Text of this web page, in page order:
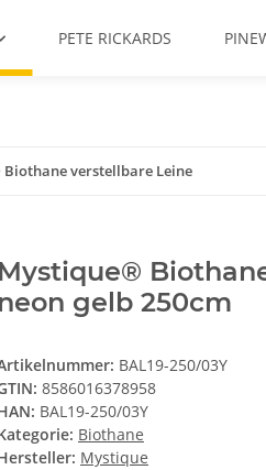
PETE RICKARDS
verstellbare Leine
Mystique®
neon gelb 250cm
BAL19-250/03Y
8586016378958
BAL19-250/03Y
Biothane
Mystique